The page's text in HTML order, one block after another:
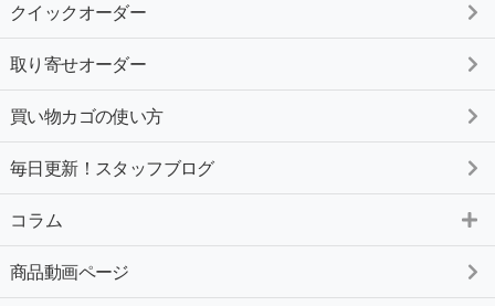
クイックオーダー
取り寄せオーダー
買い物カゴの使い方
毎日更新！スタッフブログ
コラム
商品動画ページ